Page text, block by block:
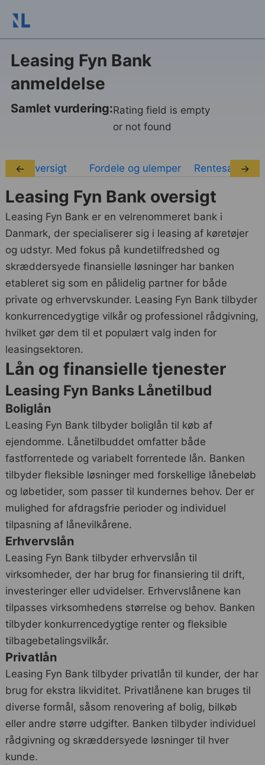
Leasing Fyn Bank
anmeldelse
Samlet vurdering:Rating field is empty
or not found
Oversigt Fordele og ulemper Rentesatser
← →
Leasing Fyn Bank oversigt
Leasing Fyn Bank er en velrenommeret bank i
Danmark, der specialiserer sig i leasing af køretøjer
og udstyr. Med fokus på kundetilfredshed og
skræddersyede finansielle løsninger har banken
etableret sig som en pålidelig partner for både
private og erhvervskunder. Leasing Fyn Bank tilbyder
konkurrencedygtige vilkår og professionel rådgivning,
hvilket gør dem til et populært valg inden for
leasingsektoren.
Lån og finansielle tjenester
Leasing Fyn Banks Lånetilbud
Boliglån
Leasing Fyn Bank tilbyder boliglån til køb af
ejendomme. Lånetilbuddet omfatter både
fastforrentede og variabelt forrentede lån. Banken
tilbyder fleksible løsninger med forskellige lånebeløb
og løbetider, som passer til kundernes behov. Der er
mulighed for afdragsfrie perioder og individuel
tilpasning af lånevilkårene.
Erhvervslån
Leasing Fyn Bank tilbyder erhvervslån til
virksomheder, der har brug for finansiering til drift,
investeringer eller udvidelser. Erhvervslånene kan
tilpasses virksomhedens størrelse og behov. Banken
tilbyder konkurrencedygtige renter og fleksible
tilbagebetalingsvilkår.
Privatlån
Leasing Fyn Bank tilbyder privatlån til kunder, der har
brug for ekstra likviditet. Privatlånene kan bruges til
diverse formål, såsom renovering af bolig, bilkøb
eller andre større udgifter. Banken tilbyder individuel
rådgivning og skræddersyede løsninger til hver
kunde.